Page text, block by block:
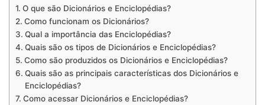
O que são Dicionários e Enciclopédias?
Como funcionam os Dicionários?
Qual a importância das Enciclopédias?
Quais são os tipos de Dicionários e Enciclopédias?
Como são produzidos os Dicionários e Enciclopédias?
Quais são as principais características dos Dicionários e
Enciclopédias?
Como acessar Dicionários e Enciclopédias?